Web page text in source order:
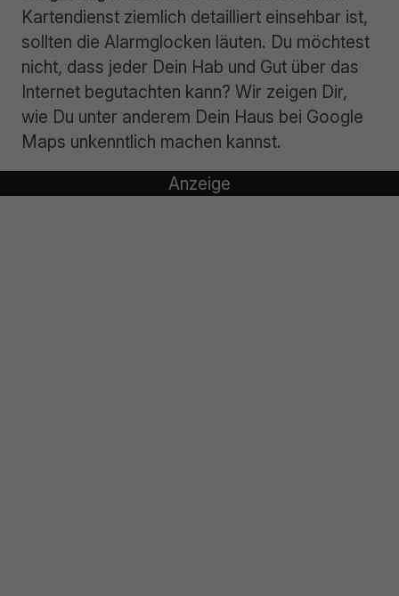
Kartendienst ziemlich detailliert einsehbar ist,
sollten die Alarmglocken läuten. Du möchtest
nicht, dass jeder Dein Hab und Gut über das
Internet begutachten kann? Wir zeigen Dir,
wie Du unter anderem Dein Haus bei Google
Maps unkenntlich machen kannst.